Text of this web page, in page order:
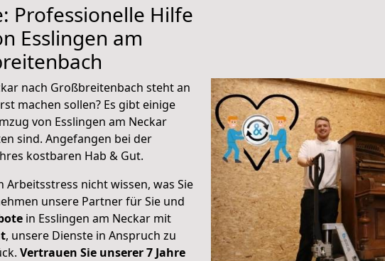
Professionelle Hilfe
Esslingen am
nach Großbreitenbach steht an
machen sollen? Es gibt einige
von Esslingen am Neckar
sind. Angefangen bei der
kostbaren Hab & Gut.
nicht wissen, was Sie
unsere Partner für Sie und
in Esslingen am Neckar mit
, unsere Dienste in Anspruch zu
Vertrauen Sie unserer 7 Jahre